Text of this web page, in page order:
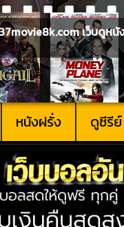
เว็บดูหนั
หนังฝรั่ง ดูซีรีย์